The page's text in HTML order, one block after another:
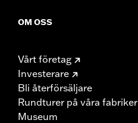
OM OSS
Vårt företag
Investerare
Bli återförsäljare
Rundturer på våra fabriker
Museum